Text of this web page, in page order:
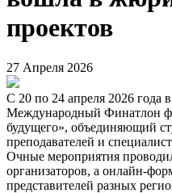
проектов
27 Апреля 2026
С 20 по 24 апреля 2026
Международный Финатлон
будущего», объединяющий
преподавателей и
Очные мероприятия
организаторов, а онлайн-
представителей разных